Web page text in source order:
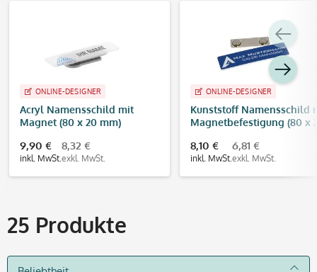
ONLINE-DESIGNER
Acryl Namensschild mit
Magnet (80 x 20 mm)
9,90 €
inkl. MwSt.
8,32 €
exkl. MwSt.
ONLINE-DESIGNER
Kunststoff Namensschild
Magnetbefestigung (80 x
8,10 €
inkl. MwSt.
6,81 €
exkl. MwSt.
25 Produkte